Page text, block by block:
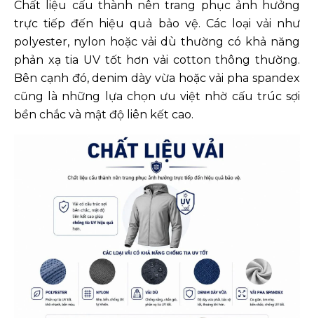
Chất liệu cấu thành nên trang phục ảnh hưởng
trực tiếp đến hiệu quả bảo vệ. Các loại vải như
polyester, nylon hoặc vải dù thường có khả năng
phản xạ tia UV tốt hơn vải cotton thông thường.
Bên cạnh đó, denim dày vừa hoặc vải pha spandex
cũng là những lựa chọn ưu việt nhờ cấu trúc sợi
bền chắc và mật độ liên kết cao.